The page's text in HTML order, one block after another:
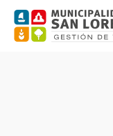
Skip